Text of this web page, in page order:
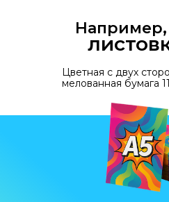
Цветная с двух
мелованная бумага
Например,